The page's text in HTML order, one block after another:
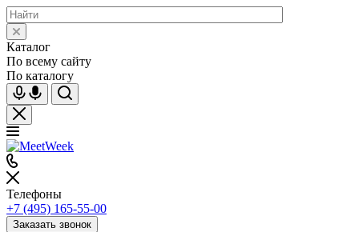
Каталог
По всему сайту
По каталогу
Телефоны
+7 (495) 165-55-00
Заказать звонок